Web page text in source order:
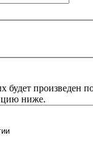
произведен
ниже.